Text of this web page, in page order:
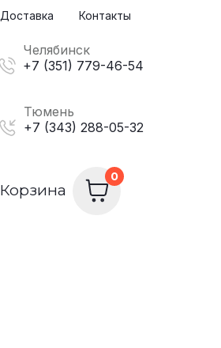
Корзина
Доставка Контакты
Челябинск
+7 (351) 779-46-54
Тюмень
+7 (343) 288-05-32